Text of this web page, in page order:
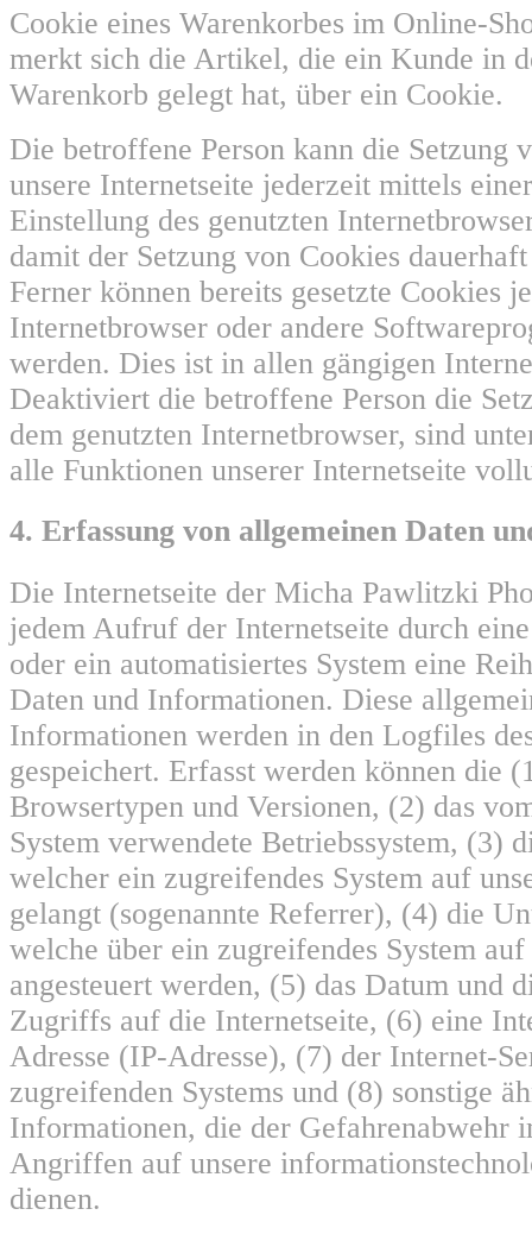
Cookie eines Warenkorbes im Online-
merkt sich die Artikel, die ein Kunde in
Warenkorb gelegt hat, über ein Cookie.
Die betroffene Person kann die Setzung
unsere Internetseite jederzeit mittels
Einstellung des genutzten
damit der Setzung von Cookies
Ferner können bereits gesetzte Cookies
Internetbrowser oder andere
werden. Dies ist in allen gängigen
Deaktiviert die betroffene Person die
dem genutzten Internetbrowser, sind
alle Funktionen unserer Internetseite
4. Erfassung von allgemeinen Daten
Die Internetseite der Micha Pawlitzki
jedem Aufruf der Internetseite durch
oder ein automatisiertes System eine
Daten und Informationen. Diese
Informationen werden in den Logfiles
gespeichert. Erfasst werden können die
Browsertypen und Versionen, (2) das
System verwendete Betriebssystem, (3)
welcher ein zugreifendes System auf
gelangt (sogenannte Referrer), (4) die
welche über ein zugreifendes System
angesteuert werden, (5) das Datum und
Zugriffs auf die Internetseite, (6) eine
Adresse (IP-Adresse), (7) der Internet-
zugreifenden Systems und (8) sonstige
Informationen, die der Gefahrenabwehr
Angriffen auf unsere
dienen.